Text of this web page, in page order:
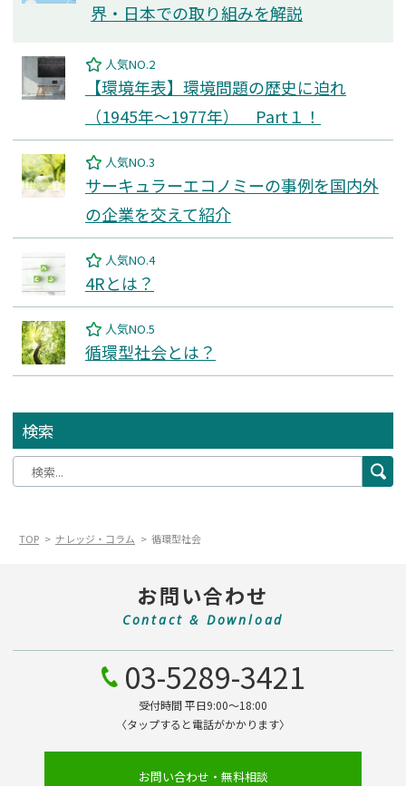
界・日本での取り組みを解説
人気NO.2
【環境年表】環境問題の歴史に迫れ
（1945年～1977年） Part１！
人気NO.3
サーキュラーエコノミーの事例を国内外
の企業を交えて紹介
人気NO.4
4Rとは？
人気NO.5
循環型社会とは？
検索
TOP ナレッジ・コラム 循環型社会
お問い合わせ
Contact & Download
03-5289-3421
受付時間 平日9:00～18:00
〈タップすると電話がかかります〉
お問い合わせ・無料相談